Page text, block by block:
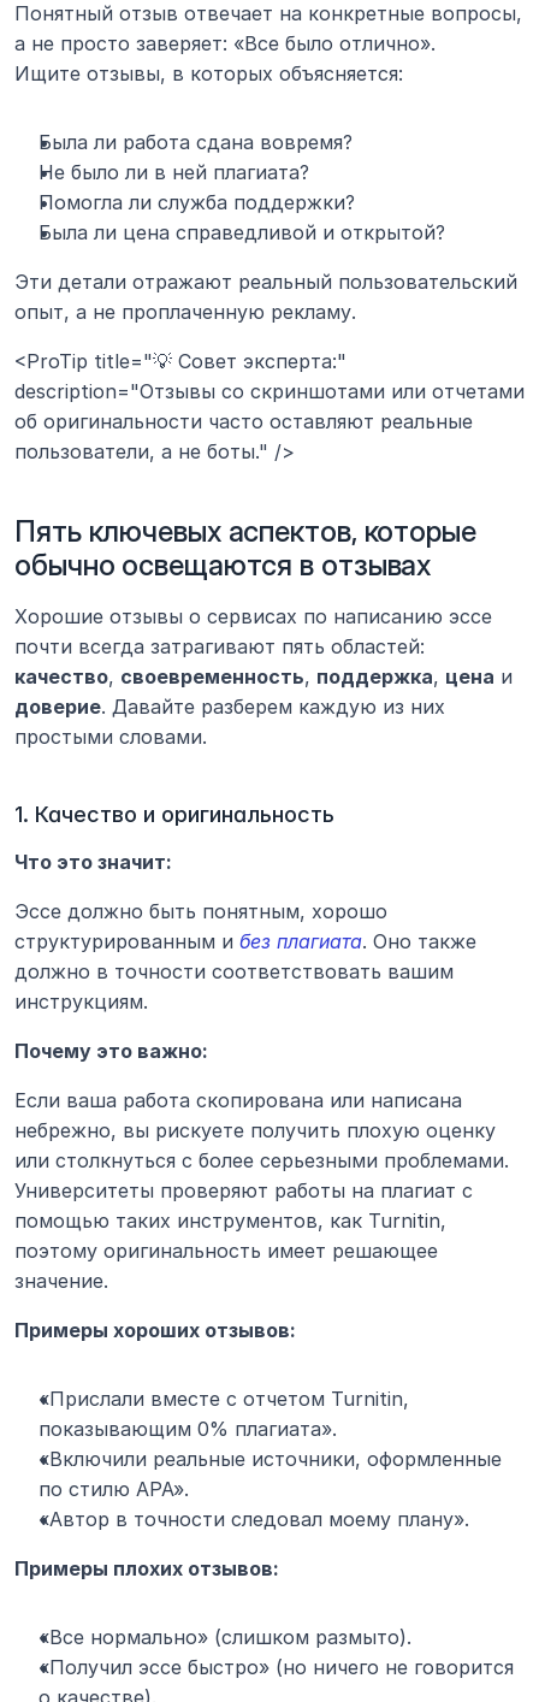
Понятный отзыв отвечает на конкретные вопросы,
а не просто заверяет: «Все было отлично».
Ищите отзывы, в которых объясняется:
Была ли работа сдана вовремя?
Не было ли в ней плагиата?
Помогла ли служба поддержки?
Была ли цена справедливой и открытой?
Эти детали отражают реальный пользовательский
опыт, а не проплаченную рекламу.
<ProTip title="💡 Совет эксперта:"
description="Отзывы со скриншотами или отчетами
об оригинальности часто оставляют реальные
пользователи, а не боты." />
Пять ключевых аспектов, которые
обычно освещаются в отзывах
Хорошие отзывы о сервисах по написанию эссе
качество, своевременность, поддержка, цена
доверие. Давайте разберем каждую из них
простыми словами.
1. Качество и оригинальность
Что это значит:
Эссе должно быть понятным, хорошо
структурированным и без плагиата. Оно также
должно в точности соответствовать вашим
инструкциям.
Почему это важно:
Если ваша работа скопирована или написана
небрежно, вы рискуете получить плохую оценку
или столкнуться с более серьезными проблемами.
Университеты проверяют работы на плагиат с
помощью таких инструментов, как Turnitin,
поэтому оригинальность имеет решающее
значение.
Примеры хороших отзывов:
«Прислали вместе с отчетом Turnitin,
показывающим 0% плагиата».
«Включили реальные источники, оформленные
по стилю APA».
«Автор в точности следовал моему плану».
Примеры плохих отзывов:
«Все нормально» (слишком размыто).
«Получил эссе быстро» (но ничего не говорится